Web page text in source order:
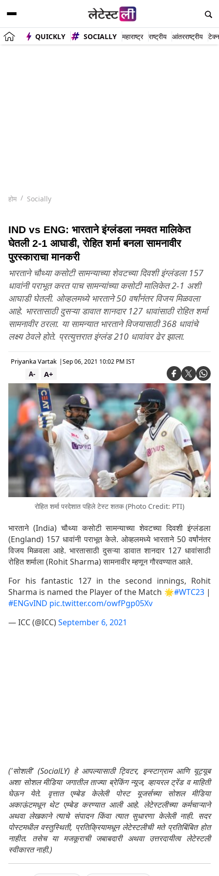
QUICKLY SOCIALLY महाराष्ट्र राष्ट्रीय आंतरराष्ट्रीय
होम Socially
IND vs ENG: भारताने इंग्लंडला नमवत मालिकेत
घेतली 2-1 आघाडी, रोहित शर्मा बनला सामनावीर
पुरस्काराचा मानकरी
भारताने चौथ्या कसोटी सामन्याच्या शेवटच्या दिवशी इंग्लंडला 157
धावांनी पराभूत करत पाच सामन्यांच्या कसोटी मालिकेत 2-1 अशी
आघाडी घेतली. ओव्हलमध्ये भारताने 50 वर्षांनंतर विजय मिळवला
आहे. भारतासाठी दुसऱ्या डावात शानदार 127 धावांसाठी रोहित शर्मा
सामनावीर ठरला. या सामन्यात भारताने विजयासाठी 368 धावांचे
लक्ष्य ठेवले होते. प्रत्युत्तरात इंग्लंड 210 धावांवर ढेर झाला.
Priyanka Vartak |Sep 06, 2021 10:02 PM IST
A+
A-
रोहित शर्मा परदेशात पहिले टेस्ट शतक (Photo Credit: PTI)
भारताने (India) चौथ्या कसोटी सामन्याच्या शेवटच्या दिवशी इंग्लंडला
(England) 157 धावांनी पराभूत केले. ओव्हलमध्ये भारताने 50 वर्षांनंतर
विजय मिळवला आहे. भारतासाठी दुसऱ्या डावात शानदार 127 धावांसाठी
रोहित शर्माला (Rohit Sharma) सामनावीर म्हणून गौरवण्यात आले.
For his fantastic 127 in the second innings, Rohit
Sharma is named the Player of the Match 🌟#WTC23|
#ENGvIND pic.twitter.com/owfPgp05Xv
— ICC (@ICC)September 6, 2021
('सोशली' (SocialLY) हे आपल्यासाठी ट्विटर, इन्स्टाग्राम आणि यूट्यूब
अशा सोशल मीडिया जगातील ताज्या ब्रेकिंग न्यूज, व्हायरल ट्रेंड व माहिती
घेऊन येते. वृत्तात एम्बेड केलेली पोस्ट यूजर्सच्या सोशल मीडिया
अकाऊंटमधून थेट एम्बेड करण्यात आली आहे. लेटेस्टलीच्या कर्मचाऱ्याने
अथवा लेखकाने त्याचे संपादन किंवा त्यात सुधारणा केलेली नाही. सदर
पोस्टमधील वस्तुस्थिती, प्रतिक्रियामधून लेटेस्टलीची मते प्रतिबिंबित होत
नाहीत. तसेच या मजकूराची जबाबदारी अथवा उत्तरदायीत्व लेटेस्टली
स्वीकारत नाही.)